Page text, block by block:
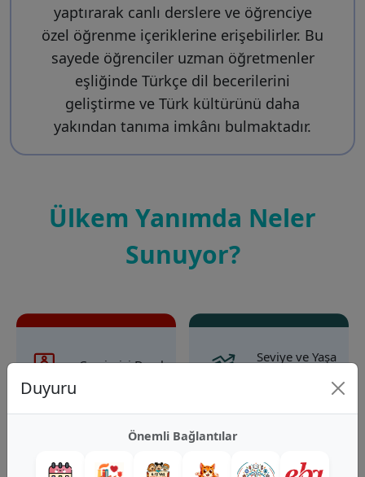
yaptırarak canlı derslere ve öğrenciye
özel öğrenme içeriklerine erişebilirler. Bu
sayede öğrenciler uzman öğretmenler
eşliğinde Türkçe dil becerilerini
geliştirme ve Türk kültürünü daha
yakından tanıma imkânı bulmaktadır.
Ülkem Yanımda Neler
Sunuyor?
Çevrimiçi Dersler
Seviye ve Yaşa
Duyuru
Önemli Bağlantılar